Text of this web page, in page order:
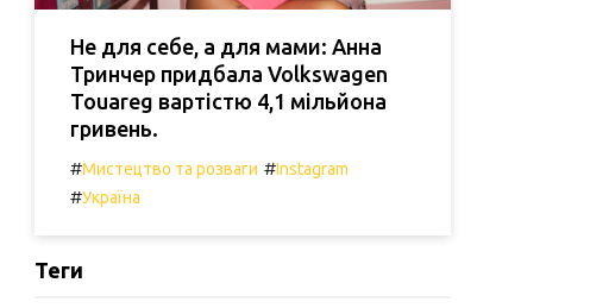
Не для себе, а для мами: Анна
Тринчер придбала Volkswagen
Touareg вартістю 4,1 мільйона
гривень.
#Мистецтво та розваги #Instagram
#Україна
Теги